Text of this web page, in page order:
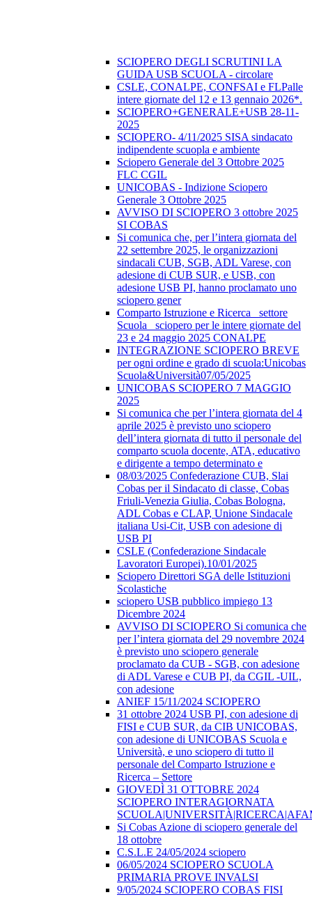
SCIOPERO DEGLI SCRUTINI LA
GUIDA USB SCUOLA - circolare
CSLE, CONALPE, CONFSAI e FLPalle
intere giornate del 12 e 13 gennaio 2026*.
SCIOPERO+GENERALE+USB 28-11-
2025
SCIOPERO- 4/11/2025 SISA sindacato
indipendente scuopla e ambiente
Sciopero Generale del 3 Ottobre 2025
FLC CGIL
UNICOBAS - Indizione Sciopero
Generale 3 Ottobre 2025
AVVISO DI SCIOPERO 3 ottobre 2025
SI COBAS
Si comunica che, per l’intera giornata del
22 settembre 2025, le organizzazioni
sindacali CUB, SGB, ADL Varese, con
adesione di CUB SUR, e USB, con
adesione USB PI, hanno proclamato uno
sciopero gener
Comparto Istruzione e Ricerca_ settore
Scuola_ sciopero per le intere giornate del
23 e 24 maggio 2025 CONALPE
INTEGRAZIONE SCIOPERO BREVE
per ogni ordine e grado di scuola:Unicobas
Scuola&Università07/05/2025
UNICOBAS SCIOPERO 7 MAGGIO
2025
Si comunica che per l’intera giornata del 4
aprile 2025 è previsto uno sciopero
dell’intera giornata di tutto il personale del
comparto scuola docente, ATA, educativo
e dirigente a tempo determinato e
08/03/2025 Confederazione CUB, Slai
Cobas per il Sindacato di classe, Cobas
Friuli-Venezia Giulia, Cobas Bologna,
ADL Cobas e CLAP, Unione Sindacale
italiana Usi-Cit, USB con adesione di
USB PI
CSLE (Confederazione Sindacale
Lavoratori Europei).10/01/2025
Sciopero Direttori SGA delle Istituzioni
Scolastiche
sciopero USB pubblico impiego 13
Dicembre 2024
AVVISO DI SCIOPERO Si comunica che
per l’intera giornata del 29 novembre 2024
è previsto uno sciopero generale
proclamato da CUB - SGB, con adesione
di ADL Varese e CUB PI, da CGIL -UIL,
con adesione
ANIEF 15/11/2024 SCIOPERO
31 ottobre 2024 USB PI, con adesione di
FISI e CUB SUR, da CIB UNICOBAS,
con adesione di UNICOBAS Scuola e
Università, e uno sciopero di tutto il
personale del Comparto Istruzione e
Ricerca – Settore
GIOVEDÌ 31 OTTOBRE 2024
SCIOPERO INTERAGIORNATA
Si Cobas Azione di sciopero generale del
18 ottobre
C.S.L.E 24/05/2024 sciopero
06/05/2024 SCIOPERO SCUOLA
PRIMARIA PROVE INVALSI
9/05/2024 SCIOPERO COBAS FISI